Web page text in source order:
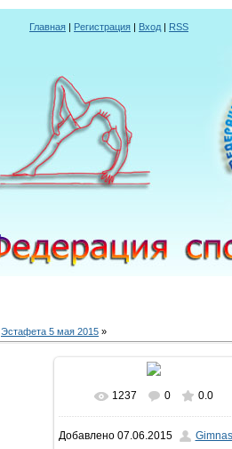
Главная | Регистрация | Вход | RSS
Эстафета 5 мая 2015 »
В реальном размере
117.0Kb
1237 0 0.0
Добавлено07.06.2015